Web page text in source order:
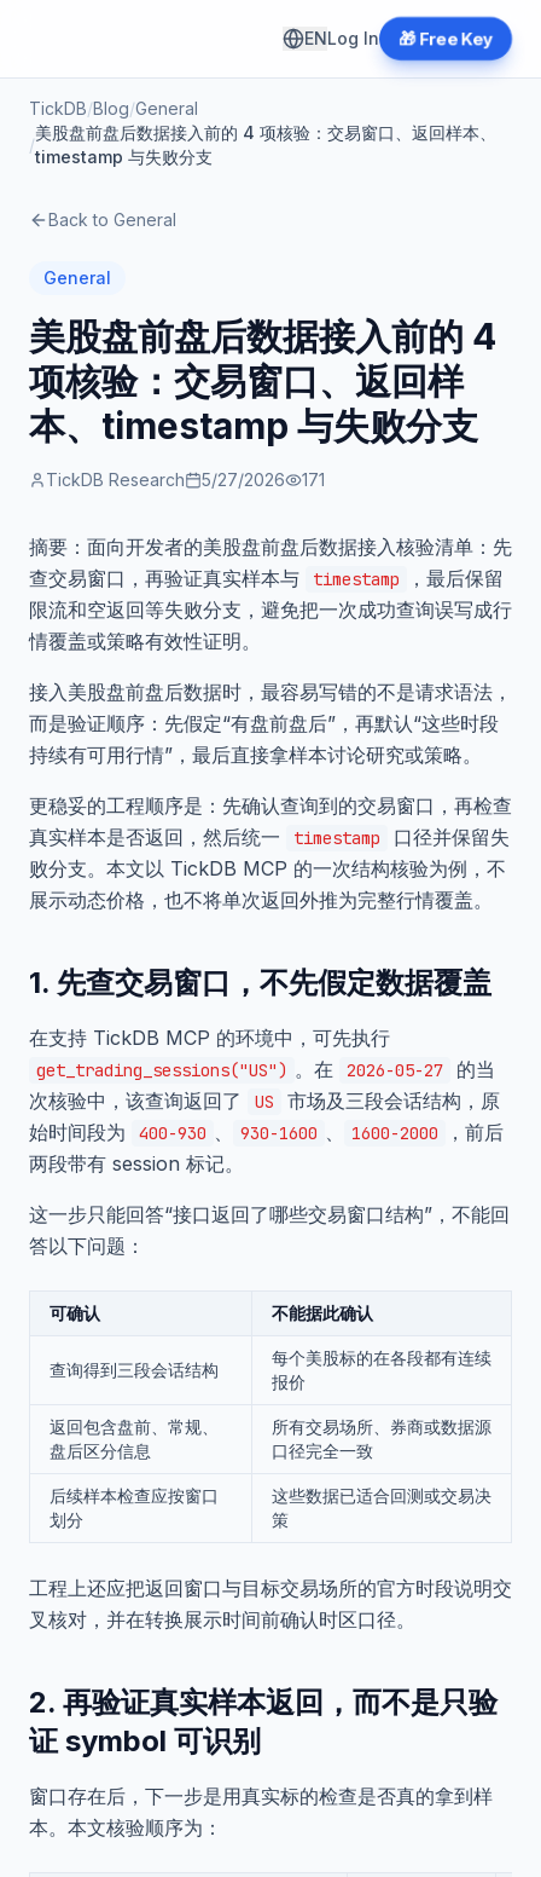
ENLog In 🎁 Free Key
TickDB/Blog/General
/
美股盘前盘后数据接入前的 4 项核验：交易窗口、返回样本、
timestamp 与失败分支
Back to General
General
美股盘前盘后数据接入前的 4
项核验：交易窗口、返回样
本、timestamp 与失败分支
TickDB Research 5/27/2026 171
摘要：面向开发者的美股盘前盘后数据接入核验清单：先
查交易窗口，再验证真实样本与
timestamp
，最后保留
限流和空返回等失败分支，避免把一次成功查询误写成行
情覆盖或策略有效性证明。
接入美股盘前盘后数据时，最容易写错的不是请求语法，
而是验证顺序：先假定“有盘前盘后”，再默认“这些时段
持续有可用行情”，最后直接拿样本讨论研究或策略。
更稳妥的工程顺序是：先确认查询到的交易窗口，再检查
真实样本是否返回，然后统一
timestamp
口径并保留失
败分支。本文以 TickDB MCP 的一次结构核验为例，不
展示动态价格，也不将单次返回外推为完整行情覆盖。
1. 先查交易窗口，不先假定数据覆盖
在支持 TickDB MCP 的环境中，可先执行
get_trading_sessions("US") 。在 2026-05-27
的当
次核验中，该查询返回了
US
市场及三段会话结构，原
始时间段为
400-930 、 930-1600 、 1600-2000
，前后
两段带有 session 标记。
这一步只能回答“接口返回了哪些交易窗口结构”，不能回
答以下问题：
可确认 不能据此确认
查询得到三段会话结构
每个美股标的在各段都有连续
报价
返回包含盘前、常规、
盘后区分信息
所有交易场所、券商或数据源
口径完全一致
后续样本检查应按窗口
划分
这些数据已适合回测或交易决
策
工程上还应把返回窗口与目标交易场所的官方时段说明交
叉核对，并在转换展示时间前确认时区口径。
2. 再验证真实样本返回，而不是只验
证 symbol 可识别
窗口存在后，下一步是用真实标的检查是否真的拿到样
本。本文核验顺序为：